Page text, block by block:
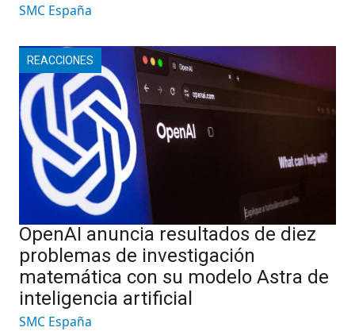
SMC España
REACCIONES
OpenAI anuncia resultados de diez
problemas de investigación
matemática con su modelo Astra de
inteligencia artificial
SMC España